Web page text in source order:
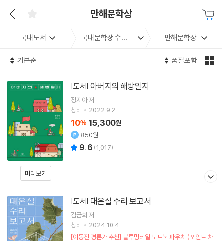
만해문학상
국내도서 국내문학상 수상작 만해문학상
기본순 품절포함
미리보기
[도서] 아버지의 해방일지
정지아저
창비
2022.9.2.
10% 15,300원
850원
9.6 (1,017)
[도서] 대온실 수리 보고서
김금희 저
창비
2024.10.4.
[이동진 평론가 추천] 블루밍테일 노트북 파우치 (포인트 차